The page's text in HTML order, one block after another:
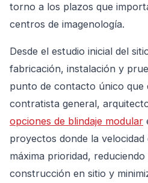
torno a los plazos que
centros de imagenología.
Desde el estudio inicial del
fabricación, instalación y
punto de contacto único que
contratista general,
opciones de blindaje modular
proyectos donde la velocidad
máxima prioridad,
construcción en sitio y